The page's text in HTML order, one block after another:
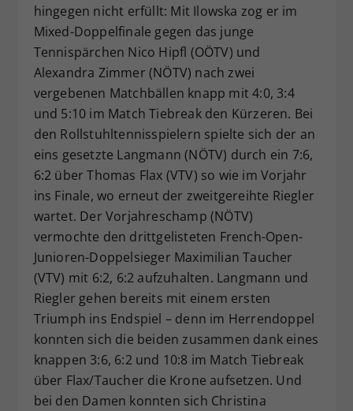
hingegen nicht erfüllt: Mit Ilowska zog er im
Mixed-Doppelfinale gegen das junge
Tennispärchen Nico Hipfl (OÖTV) und
Alexandra Zimmer (NÖTV) nach zwei
vergebenen Matchbällen knapp mit 4:0, 3:4
und 5:10 im Match Tiebreak den Kürzeren. Bei
den Rollstuhltennisspielern spielte sich der an
eins gesetzte Langmann (NÖTV) durch ein 7:6,
6:2 über Thomas Flax (VTV) so wie im Vorjahr
ins Finale, wo erneut der zweitgereihte Riegler
wartet. Der Vorjahreschamp (NÖTV)
vermochte den drittgelisteten French-Open-
Junioren-Doppelsieger Maximilian Taucher
(VTV) mit 6:2, 6:2 aufzuhalten. Langmann und
Riegler gehen bereits mit einem ersten
Triumph ins Endspiel – denn im Herrendoppel
konnten sich die beiden zusammen dank eines
knappen 3:6, 6:2 und 10:8 im Match Tiebreak
über Flax/Taucher die Krone aufsetzen. Und
bei den Damen konnten sich Christina